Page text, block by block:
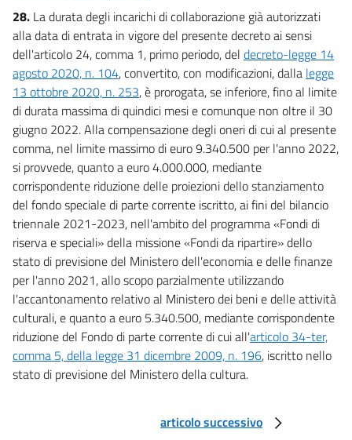
28. La durata degli incarichi di collaborazione già autorizzati
alla data di entrata in vigore del presente decreto ai sensi
dell'articolo 24, comma 1, primo periodo, del decreto-legge 14
agosto 2020, n. 104, convertito, con modificazioni, dalla legge
13 ottobre 2020, n. 253, è prorogata, se inferiore, fino al limite
di durata massima di quindici mesi e comunque non oltre il 30
giugno 2022. Alla compensazione degli oneri di cui al presente
comma, nel limite massimo di euro 9.340.500 per l'anno 2022,
si provvede, quanto a euro 4.000.000, mediante
corrispondente riduzione delle proiezioni dello stanziamento
del fondo speciale di parte corrente iscritto, ai fini del bilancio
triennale 2021-2023, nell'ambito del programma «Fondi di
riserva e speciali» della missione «Fondi da ripartire» dello
stato di previsione del Ministero dell'economia e delle finanze
per l'anno 2021, allo scopo parzialmente utilizzando
l'accantonamento relativo al Ministero dei beni e delle attività
culturali, e quanto a euro 5.340.500, mediante corrispondente
riduzione del Fondo di parte corrente di cui all'articolo 34-ter,
comma 5, della legge 31 dicembre 2009, n. 196, iscritto nello
stato di previsione del Ministero della cultura.
articolo successivo